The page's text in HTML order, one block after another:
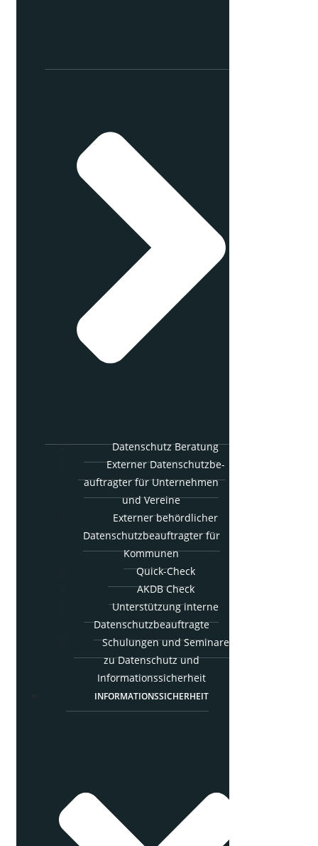
Daten­schutz Beratung
Exter­ner Daten­schutz­be­
auf­trag­ter für Unter­neh­men
und Vereine
Exter­ner behörd­li­cher
Daten­schutz­be­auf­trag­ter für
Kommunen
Quick-Check
AKDB Check
Unter­stüt­zung inter­ne
Datenschutzbeauftragte
Schu­lun­gen und Semi­na­re
zu Daten­schutz und
Informationssicherheit
INFOR­MA­TI­ONS­SI­CHER­HEIT